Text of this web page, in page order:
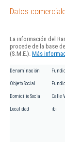
Datos
La información del
procede de la base
(S.M.E.). Más
Denominación
Objeto Social
Domicilio Social Calle
Localidad ibi